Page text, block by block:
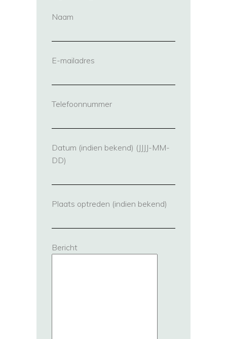
Naam
E-mailadres
Telefoonnummer(vereist)
Datum (indien bekend) (JJJJ-MM-
DD)
Plaats optreden (indien bekend)
Bericht